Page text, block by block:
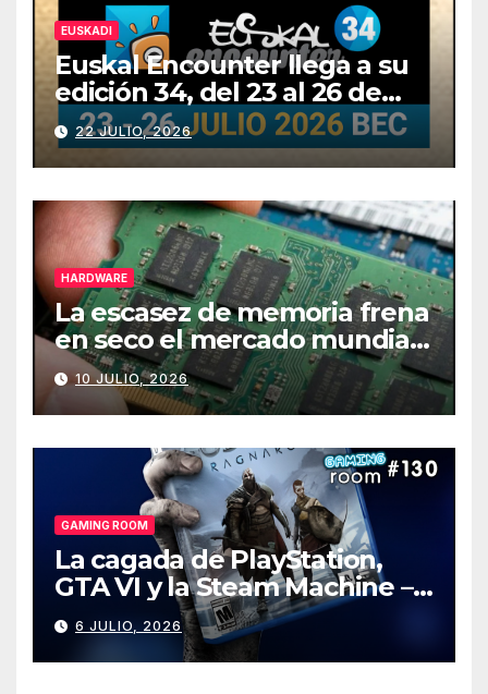
EUSKADI
Euskal Encounter llega a su
edición 34, del 23 al 26 de
julio
22 JULIO, 2026
HARDWARE
La escasez de memoria frena
en seco el mercado mundial
de PCs
10 JULIO, 2026
GAMING ROOM
La cagada de PlayStation,
GTA VI y la Steam Machine –
Gaming Room #130
6 JULIO, 2026